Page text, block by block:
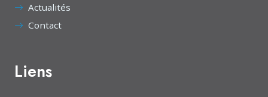
Actualités
Contact
Liens